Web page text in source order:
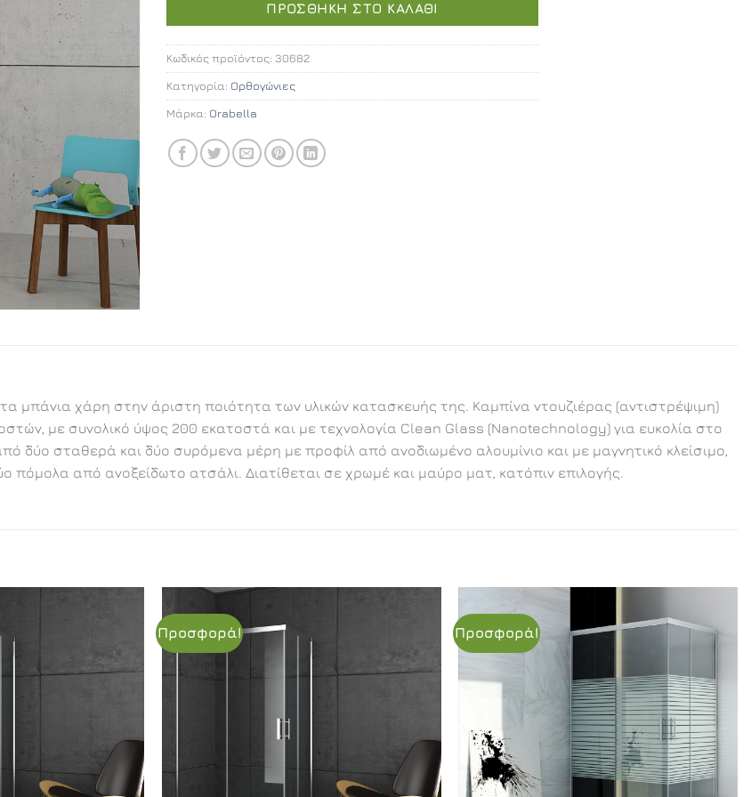
ΠΡΟΣΘΉΚΗ ΣΤΟ ΚΑΛΆΘΙ
Κωδικός προϊόντος: 30682
Κατηγορία: Ορθογώνιες
Μάρκα: Orabella
μπάνια χάρη στην άριστη ποιότητα των υλικών κατασκευής της. Καμπίνα ντουζιέρας (αντιστρέψιμη)
με συνολικό ύψος 200 εκατοστά και με τεχνολογία Clean Glass (Nanotechnology) για ευκολία στο
σταθερά και δύο συρόμενα μέρη με προφίλ από ανοδιωμένο αλουμίνιο και με μαγνητικό κλείσιμο,
πόμολα από ανοξείδωτο ατσάλι. Διατίθεται σε χρωμέ και μαύρο ματ, κατόπιν επιλογής.
Προσφορά! Προσφορά!